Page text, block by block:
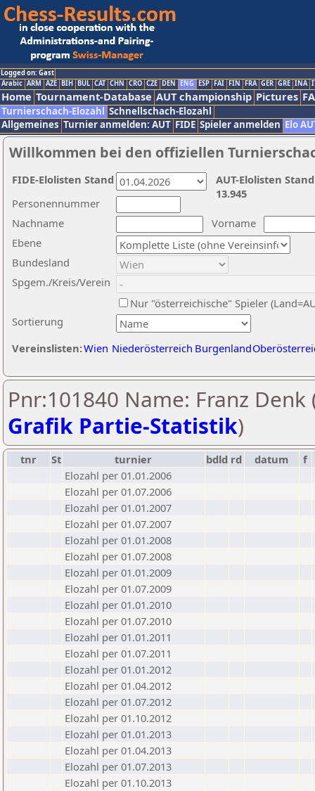
Logged on: Gast
Arabic ARM AZE BIH BUL CAT CHN CRO CZE DEN ENG ESP FAI FIN FRA GER GRE INA
Home Tournament-Database AUT championship Pictures
Turnierschach-Elozahl Schnellschach-Elozahl
Allgemeines Turnier anmelden: AUT FIDE Spieler anmelden Elo
Willkommen bei den offiziellen
Nachname
Vorname
Ebene
Sortierung
Personennummer
Bundesland
Spgem./Kreis/Verein
Nur "österreichische" Spieler
Vereinslisten:Wien Niederösterreich Burgenland
AUT-Elolisten
13.945
FIDE-Elolisten Stand
Pnr:101840 Name: Franz Denk
Grafik Partie-Statistik)
tnr St turnier bdld rd datum
f
Elozahl per 01.01.2006
Elozahl per 01.07.2006
Elozahl per 01.01.2007
Elozahl per 01.07.2007
Elozahl per 01.01.2008
Elozahl per 01.07.2008
Elozahl per 01.01.2009
Elozahl per 01.07.2009
Elozahl per 01.01.2010
Elozahl per 01.07.2010
Elozahl per 01.01.2011
Elozahl per 01.07.2011
Elozahl per 01.01.2012
Elozahl per 01.04.2012
Elozahl per 01.07.2012
Elozahl per 01.10.2012
Elozahl per 01.01.2013
Elozahl per 01.04.2013
Elozahl per 01.07.2013
Elozahl per 01.10.2013